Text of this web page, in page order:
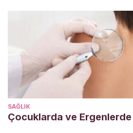
breastfeeding and parent-
Medicine and Public Health.
https://doi.org/10.1093/emph/
Hiscock, H., & Fisher, J. (2015).
Infant sleep: Impact on
controversies.
Journal of
https://doi.org/10.1111/jpc.12752
Arun Babu, T., Venkatesh, C., &
Shaken baby syndrome.
SAĞLIK
Çocuklarda ve